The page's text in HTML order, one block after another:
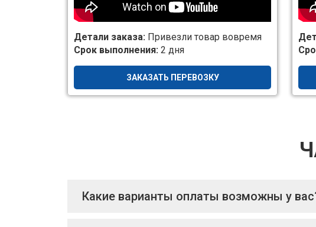
Детали заказа: Привезли товар вовремя
Срок выполнения: 2 дня
ЗАКАЗАТЬ ПЕРЕВОЗКУ
Какие варианты оплаты возможны у